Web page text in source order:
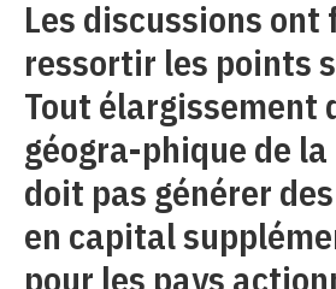
Les discussions ont
ressortir les points
Tout élargissement
géogra-phique de la
doit pas générer
en capital
pour les pays